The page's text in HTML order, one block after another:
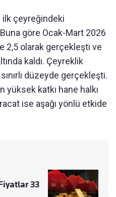
ilk çeyreğindeki
göre Ocak-Mart 2026
2,5 olarak gerçekleşti ve
kaldı. Çeyreklik
düzeyde gerçekleşti.
katkı hane halkı
ise aşağı yönlü etkide
33